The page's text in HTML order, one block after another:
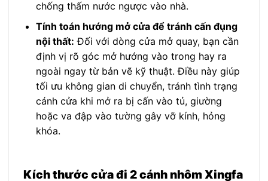
chống thấm nước ngược vào nhà.
Tính toán hướng mở cửa để tránh cấn đụng
nội thất: Đối với dòng cửa mở quay, bạn cần
định vị rõ góc mở hướng vào trong hay ra
ngoài ngay từ bản vẽ kỹ thuật. Điều này giúp
tối ưu không gian di chuyển, tránh tình trạng
cánh cửa khi mở ra bị cấn vào tủ, giường
hoặc va đập vào tường gây vỡ kính, hỏng
khóa.
Kích thước cửa đi 2 cánh nhôm Xingfa